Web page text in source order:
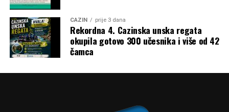
CAZIN prije 3 dana
Rekordna 4. Cazinska unska regata
okupila gotovo 300 učesnika i više od 42
čamca